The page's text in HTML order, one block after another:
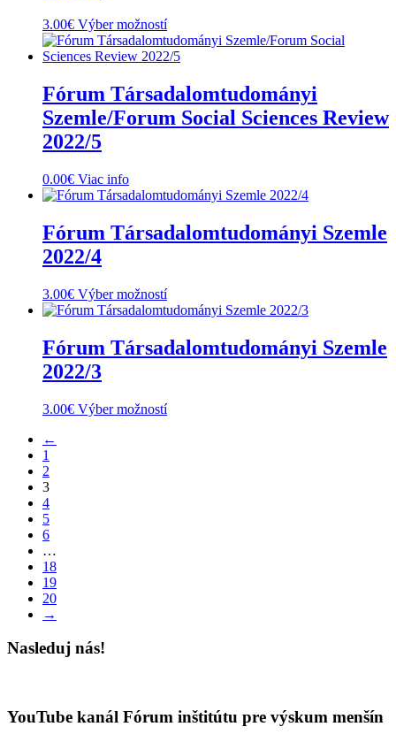
môžete
vybrať
na
produktu.
3.00€ Výber možnostíTento
produkt
má
variantov.
Možnosti
si
produktu.
Fórum Társadalomtudományi
Szemle/Forum Social Sciences Review
2022/5
0.00€ Viac info
Fórum Társadalomtudományi Szemle
2022/4
3.00€ Výber možnostíTento
produkt
viacero
variantov.
môžete
vybrať
Fórum Társadalomtudományi Szemle
2022/3
3.00€ Výber možnostíTento
←
1
2
3
4
5
6
…
18
19
20
→
Nasleduj nás!
YouTube kanál Fórum inštitútu pre výskum menšín